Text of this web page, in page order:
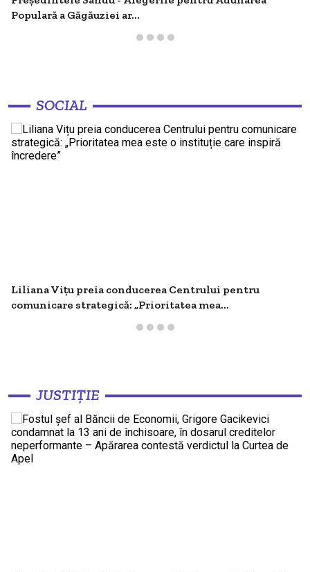
Guvernul autorizează construcția unei
centrale fotovoltaice de 30 MW la Vadul
lui Vodă - Proiectul include și un sistem
Populară a Găgăuziei ar...
SOCIAL
Liliana Vițu preia conducerea Centrului pentru
comunicare strategică: „Prioritatea mea...
JUSTIȚIE